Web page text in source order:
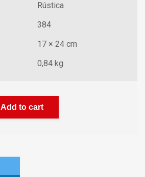
Rústica
384
17 × 24 cm
0,84 kg
Add to cart